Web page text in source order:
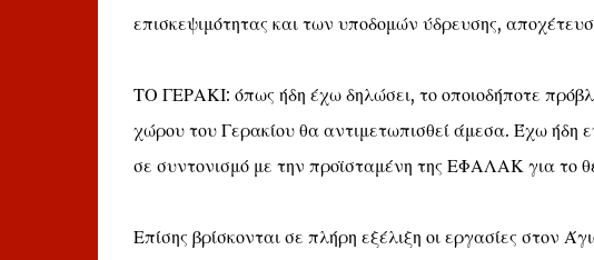
επισκεψιμότητας και των υποδομών ύδρευσης,
ΤΟ ΓΕΡΑΚΙ: όπως ήδη έχω δηλώσει, το οποιοδήποτε
χώρου του Γερακίου θα αντιμετωπισθεί άμεσα. Έχω ήδη
σε συντονισμό με την προϊσταμένη της ΕΦΑΛΑΚ για το
Επίσης βρίσκονται σε πλήρη εξέλιξη οι εργασίες στον